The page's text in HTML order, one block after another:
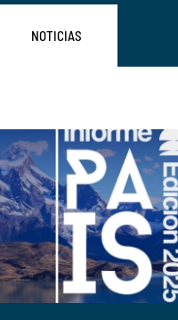
NOTICIAS